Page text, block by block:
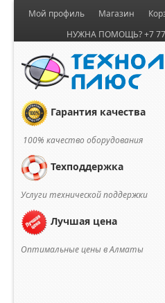
Мой профиль
Магазин
НУЖНА ПОМОЩЬ? +7
Гарантия качества
100% качество оборудования
Техподдержка
Услуги технической поддержки
Лучшая цена
Оптимальные цены в Алматы